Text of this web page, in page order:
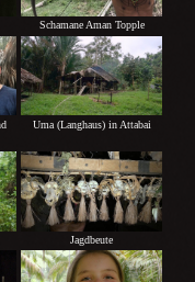
Schamane Aman Topple
Uma (Langhaus) in Attabai
Jagdbeute